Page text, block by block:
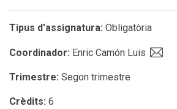
Tipus d'assignatura: Obligatòria
Coordinador: Enric Camón Luis
Trimestre: Segon trimestre
Crèdits: 6